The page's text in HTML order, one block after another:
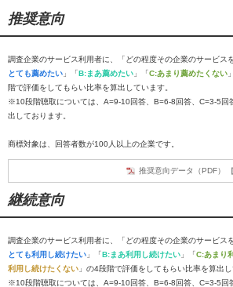
推奨意向
調査企業のサービス利用者に、「どの程度その企業のサービス
とても薦めたい 」「B:まあ薦めたい 」「C:あまり薦めたくない
階で評価をしてもらい比率を算出しています。
※10段階聴取については、A=9-10回答、B=6-8回答、C=3-5回
出しております。
商標対象は、回答者数が100人以上の企業です。
推奨意向データ（PDF）
継続意向
調査企業のサービス利用者に、「どの程度その企業のサービス
とても利用し続けたい 」「B:まあ利用し続けたい 」「C:あまり
利用し続けたくない 」の4段階で評価をしてもらい比率を算出し
※10段階聴取については、A=9-10回答、B=6-8回答、C=3-5回